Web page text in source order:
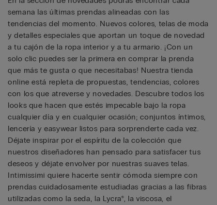
semana las últimas prendas alineadas con las
tendencias del momento. Nuevos colores, telas de moda
y detalles especiales que aportan un toque de novedad
a tu cajón de la ropa interior y a tu armario. ¡Con un
solo clic puedes ser la primera en comprar la prenda
que más te gusta o que necesitabas! Nuestra tienda
online está repleta de propuestas, tendencias, colores
con los que atreverse y novedades. Descubre todos los
looks que hacen que estés impecable bajo la ropa
cualquier día y en cualquier ocasión; conjuntos íntimos,
lencería y easywear listos para sorprenderte cada vez.
Déjate inspirar por el espíritu de la colección que
nuestros diseñadores han pensado para satisfacer tus
deseos y déjate envolver por nuestras suaves telas.
Intimissimi quiere hacerte sentir cómoda siempre con
prendas cuidadosamente estudiadas gracias a las fibras
utilizadas como la seda, la Lycra®, la viscosa, el